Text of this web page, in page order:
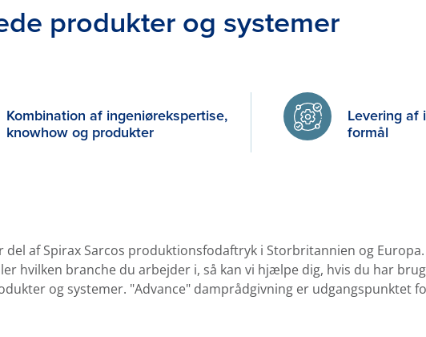
produkter og systemer
Kombination af ingeniørekspertise,
knowhow og produkter
Levering af
formål
del af Spirax Sarcos produktionsfodaftryk i Storbritannien og Europa.
hvilken branche du arbejder i, så kan vi hjælpe dig, hvis du har
og systemer. "Advance" damprådgivning er udgangspunktet